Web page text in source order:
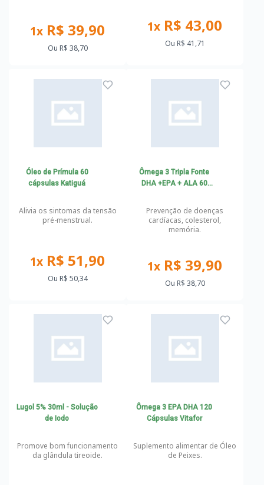
1x R$ 39,90
Ou R$ 38,70
1x R$ 43,00
Ou R$ 41,71
Óleo de Prímula 60
cápsulas Katiguá
Alivia os sintomas da tensão
pré-menstrual.
1x R$ 51,90
Ou R$ 50,34
Ômega 3 Tripla Fonte
DHA +EPA + ALA 60
Prevenção de doenças
cardíacas, colesterol,
memória.
1x R$ 39,90
Ou R$ 38,70
Lugol 5% 30ml - Solução
de Iodo
Promove bom funcionamento
da glândula tireoide.
Ômega 3 EPA DHA 120
Cápsulas Vitafor
Suplemento alimentar de Óleo
de Peixes.